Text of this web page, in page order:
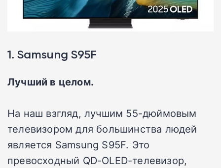
1. Samsung S95F
Лучший в целом.
На наш взгляд, лучшим 55-дюймовым
телевизором для большинства людей
является Samsung S95F. Это
превосходный QD-OLED-телевизор,